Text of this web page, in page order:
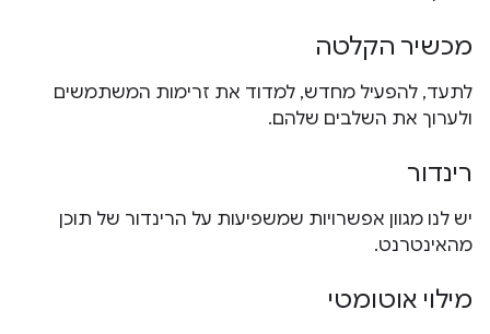
מכשיר הקלטה
לתעד, להפעיל מחדש, למדוד את זרימות המשתמשים
ולערוך את השלבים שלהם.
רינדור
יש לנו מגוון אפשרויות שמשפיעות על הרינדור של תוכן
מהאינטרנט.
מילוי אוטומטי